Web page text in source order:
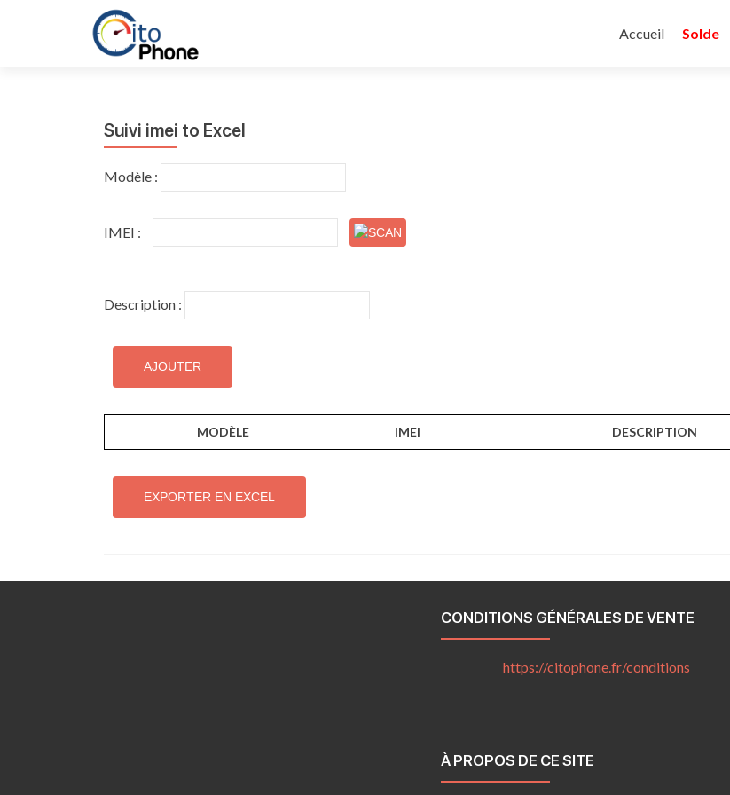
au
Accueil Solde
Suivi imei to Excel
Modèle :
IMEI :
Description :
MODÈLE IMEI DESCRIPTION
EXPORTER EN EXCEL
CONDITIONS GÉNÉRALES DE VENTE
https://citophone.fr/conditions
À PROPOS DE CE SITE